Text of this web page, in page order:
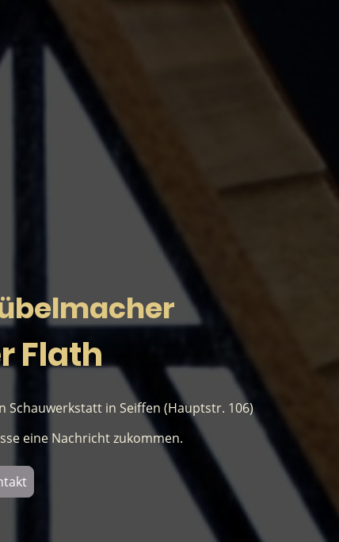
Flath
Schauwerkstatt in Seiffen (Hauptstr. 106)
eine Nachricht zukommen.